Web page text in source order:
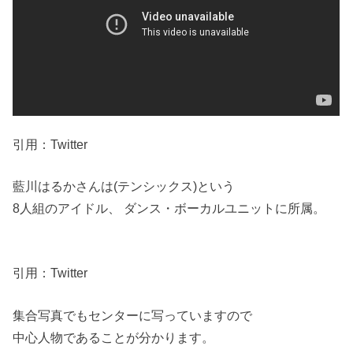
引用：Twitter
藍川はるかさんは(テンシックス)という
8人組のアイドル、 ダンス・ボーカルユニットに所属。
引用：Twitter
集合写真でもセンターに写っていますので
中心人物であることが分かります。